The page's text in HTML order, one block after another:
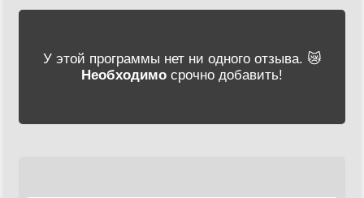
У этой программы нет ни одного отзыва. 😿
Необходимо срочно добавить!